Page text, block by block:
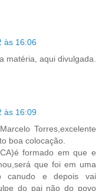
às 16:06
matéria, aqui divulgada.
às 16:09
Torres,excelente
boa colocação.
formado em que e
que foi em uma
canudo e depois vai
do pai não do povo